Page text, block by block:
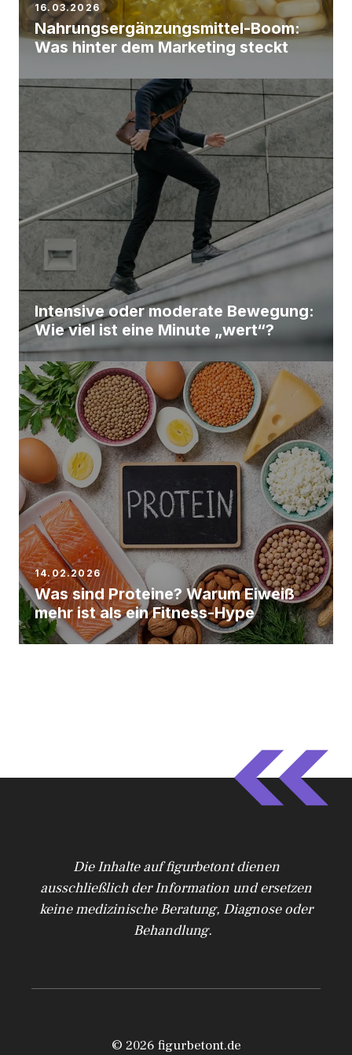
16.03.2026
Nahrungsergänzungsmittel-Boom:
Was hinter dem Marketing steckt
Intensive oder moderate Bewegung:
Wie viel ist eine Minute „wert“?
14.02.2026
Was sind Proteine? Warum Eiweiß
mehr ist als ein Fitness-Hype
Die Inhalte auf figurbetont dienen
ausschließlich der Information und ersetzen
keine medizinische Beratung, Diagnose oder
Behandlung.
© 2026 figurbetont.de